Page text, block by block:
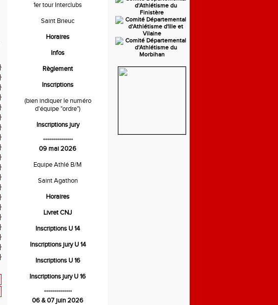
1er tour Interclubs
Saint Brieuc
Horaires
Infos
Règlement
Inscriptions
(bien indiquer le numéro
d'équipe "ordre")
Inscriptions jury
***************
09 mai 2026
Equipe Athlé B/M
Saint Agathon
Horaires
Livret CNJ
Inscriptions U 14
Inscriptions jury U 14
Inscriptions U 16
Inscriptions jury U 16
**************
06 & 07 juin 2026